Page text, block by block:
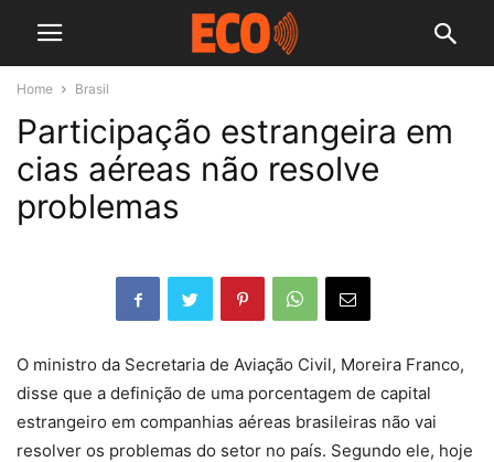
Home Brasil
Participação estrangeira em
cias aéreas não resolve
problemas
O ministro da Secretaria de Aviação Civil, Moreira Franco,
disse que a definição de uma porcentagem de capital
estrangeiro em companhias aéreas brasileiras não vai
resolver os problemas do setor no país. Segundo ele, hoje